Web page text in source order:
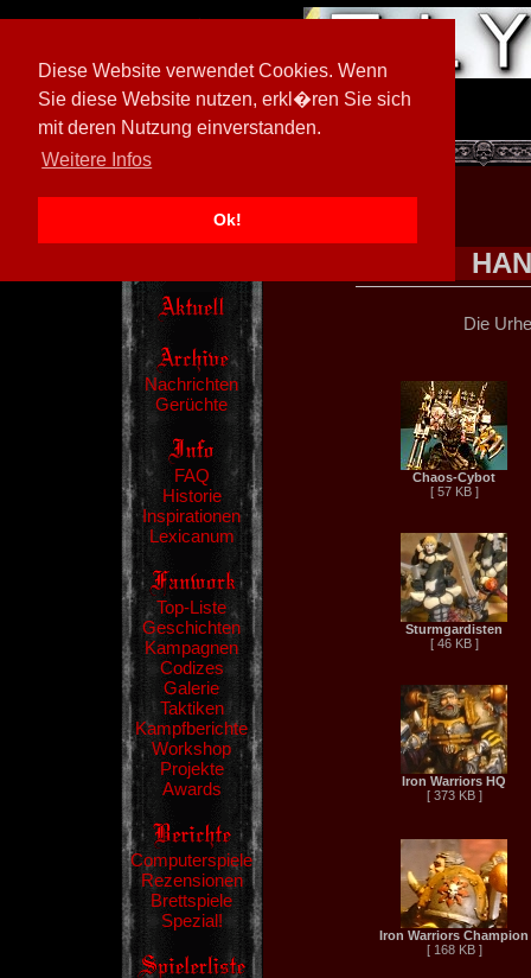
Diese Website verwendet Cookies. Wenn
Sie diese Website nutzen, erkl�ren Sie sich
mit deren Nutzung einverstanden.
Weitere Infos
Ok!
[ 597026/M3]
Nachrichten
Gerüchte
FAQ
Historie
Inspirationen
Lexicanum
Top-Liste
Geschichten
Kampagnen
Codizes
Galerie
Taktiken
Kampfberichte
Workshop
Projekte
Awards
Computerspiele
Rezensionen
Brettspiele
Spezial!
Die
Chaos-Cybot
[ 57 KB ]
Sturmgardisten
[ 46 KB ]
Iron Warriors HQ
[ 373 KB ]
Iron Warriors Champion
[ 168 KB ]